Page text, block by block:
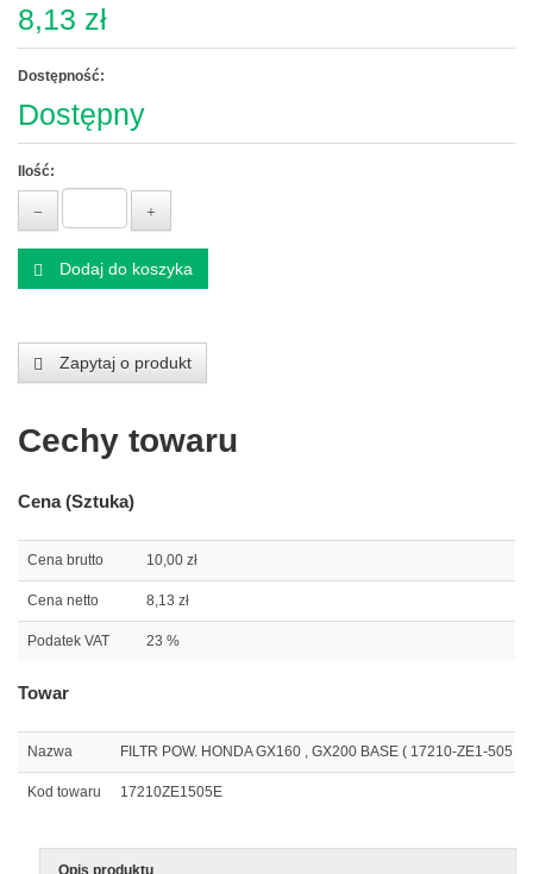
8,13 zł
Dostępność:
Dostępny
Ilość:
Dodaj do koszyka
Zapytaj o produkt
Cechy towaru
Cena (Sztuka)
Cena brutto 10,00 zł
Cena netto 8,13 zł
Podatek VAT 23 %
Towar
Nazwa FILTR POW. HONDA GX160 , GX200 BASE ( 17210-ZE1-505
Kod towaru 17210ZE1505E
Opis produktu